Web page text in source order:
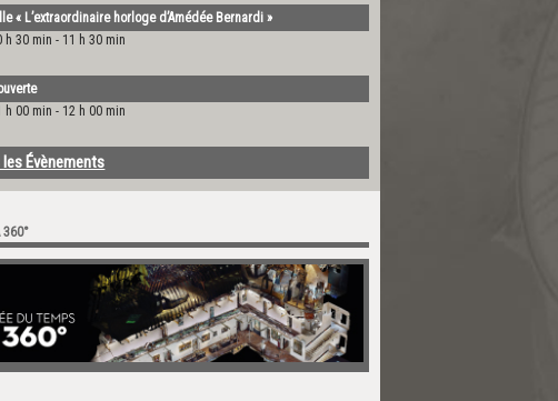
« L’extraordinaire horloge d’Amédée Bernardi »
h 30 min - 11 h 30 min
h 00 min - 12 h 00 min
Évènements
360°